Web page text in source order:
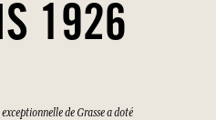
1926
de Grasse a doté